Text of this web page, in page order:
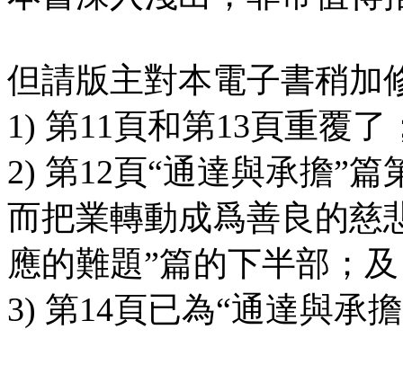
但請版主對本電子書稍加
1) 第11頁和第13頁重覆了
2) 第12頁“通達與承擔”
而把業轉動成爲善良的慈
應的難題”篇的下半部；及
3) 第14頁已為“通達與承